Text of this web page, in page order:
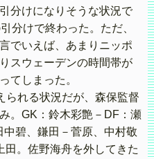
分けになりそうな状況で
分けで終わった。ただ、
でいえば、あまりニッポ
スウェーデンの時間帯が
てしまった。
られる状況だが、森保監督
。GK：鈴木彩艶－DF：瀬
碧、鎌田－菅原、中村敬
。佐野海舟を外してきた